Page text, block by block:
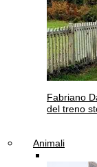
Fabriano
del treno
Animali